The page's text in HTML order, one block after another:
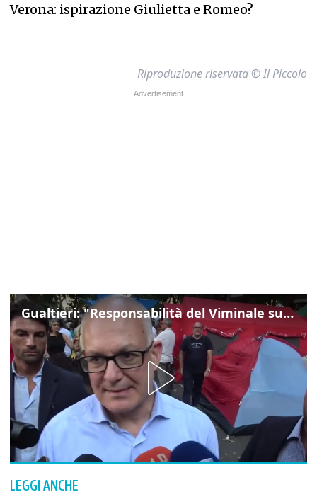
Verona: ispirazione Giulietta e Romeo?
Riproduzione riservata © Il Piccolo
Gualtieri: "Responsabilità del Viminale su Spin Time? La posizione dei partiti è nota"
LEGGI ANCHE